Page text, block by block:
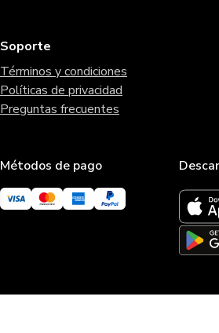
Soporte
Términos y condiciones
Políticas de privacidad
Preguntas frecuentes
Métodos de pago